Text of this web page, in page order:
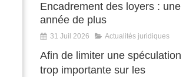
Encadrement des loyers : une
année de plus
31 Juil 2026 Actualités juridiques
Afin de limiter une spéculation
trop importante sur les